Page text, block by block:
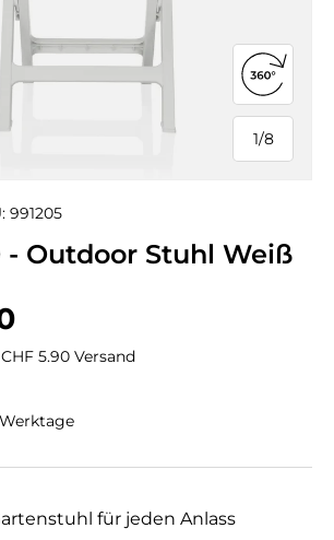
1/
von
8
360°-
991205
- Outdoor Stuhl Weiß
5.90 Versand
für jeden Anlass